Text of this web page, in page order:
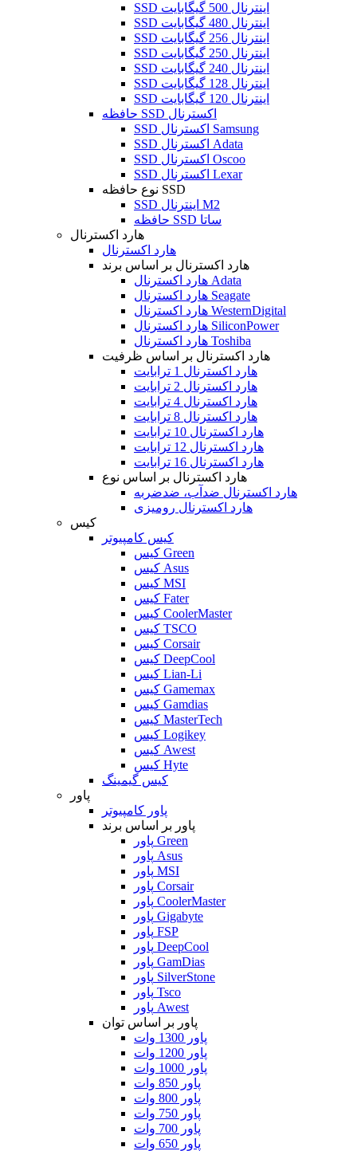
SSD اینترنال 500 گیگابایت
SSD اینترنال 480 گیگابایت
SSD اینترنال 256 گیگابایت
SSD اینترنال 250 گیگابایت
SSD اینترنال 240 گیگابایت
SSD اینترنال 128 گیگابایت
SSD اینترنال 120 گیگابایت
حافظه SSD اکسترنال
SSD اکسترنال Samsung
SSD اکسترنال Adata
SSD اکسترنال Oscoo
SSD اکسترنال Lexar
نوع حافظه SSD
SSD اینترنال M2
حافظه SSD ساتا
هارد اکسترنال
هارد اکسترنال
هارد اکسترنال بر اساس برند
هارد اکسترنال Adata
هارد اکسترنال Seagate
هارد اکسترنال WesternDigital
هارد اکسترنال SiliconPower
هارد اکسترنال Toshiba
هارد اکسترنال بر اساس ظرفیت
هارد اکسترنال 1 ترابایت
هارد اکسترنال 2 ترابایت
هارد اکسترنال 4 ترابایت
هارد اکسترنال 8 ترابایت
هارد اکسترنال 10 ترابایت
هارد اکسترنال 12 ترابایت
هارد اکسترنال 16 ترابایت
هارد اکسترنال بر اساس نوع
هارد اکسترنال ضدآب، ضدضربه
هارد اکسترنال رومیزی
کیس
کیس کامپیوتر
کیس Green
کیس Asus
کیس MSI
کیس Fater
کیس CoolerMaster
کیس TSCO
کیس Corsair
کیس DeepCool
کیس Lian-Li
کیس Gamemax
کیس Gamdias
کیس MasterTech
کیس Logikey
کیس Awest
کیس Hyte
کیس گیمینگ
پاور
پاور کامپیوتر
پاور بر اساس برند
پاور Green
پاور Asus
پاور MSI
پاور Corsair
پاور CoolerMaster
پاور Gigabyte
پاور FSP
پاور DeepCool
پاور GamDias
پاور SilverStone
پاور Tsco
پاور Awest
پاور بر اساس توان
پاور 1300 وات
پاور 1200 وات
پاور 1000 وات
پاور 850 وات
پاور 800 وات
پاور 750 وات
پاور 700 وات
پاور 650 وات